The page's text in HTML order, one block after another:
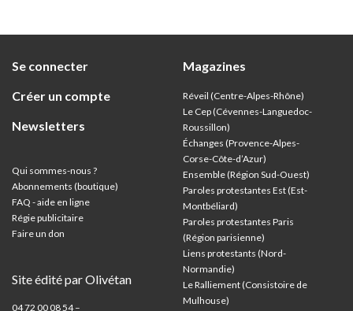
Se connecter
Créer un compte
Newsletters
Qui sommes-nous ?
Abonnements (boutique)
FAQ - aide en ligne
Régie publicitaire
Faire un don
Site édité par Olivétan
04 72 00 08 54 –
Magazines
Réveil (Centre-Alpes-Rhône)
Le Cep (Cévennes-Languedoc-
Roussillon)
Échanges (Provence-Alpes-
Corse-Côte-d’Azur)
Ensemble (Région Sud-Ouest)
Paroles protestantes Est (Est-
Montbéliard)
Paroles protestantes Paris
(Région parisienne)
Liens protestants (Nord-
Normandie)
Le Ralliement (Consistoire de
Mulhouse)